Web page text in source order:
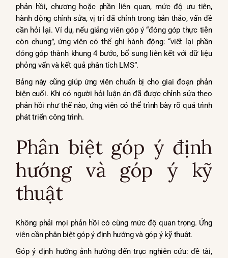
phản hồi, chương hoặc phần liên quan, mức độ ưu tiên,
hành động chỉnh sửa, vị trí đã chỉnh trong bản thảo, vấn đề
cần hỏi lại. Ví dụ, nếu giảng viên góp ý “đóng góp thực tiễn
còn chung”, ứng viên có thể ghi hành động: “viết lại phần
đóng góp thành khung 4 bước, bổ sung liên kết với dữ liệu
phỏng vấn và kết quả phân tích LMS”.
Bảng này cũng giúp ứng viên chuẩn bị cho giai đoạn phản
biện cuối. Khi có người hỏi luận án đã được chỉnh sửa theo
phản hồi như thế nào, ứng viên có thể trình bày rõ quá trình
phát triển công trình.
Phân biệt góp ý định
hướng và góp ý kỹ
thuật
Không phải mọi phản hồi có cùng mức độ quan trọng. Ứng
viên cần phân biệt góp ý định hướng và góp ý kỹ thuật.
Góp ý định hướng ảnh hưởng đến trục nghiên cứu: đề tài,